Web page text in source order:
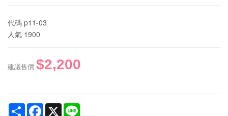
代碼 p11-03
人氣 1900
建議售價 $2,200
ShareFacebook
X